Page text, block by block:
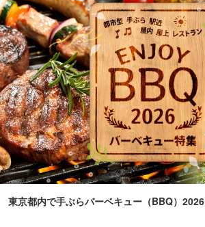
東京都内で手ぶらバーベキュー（BBQ）2026